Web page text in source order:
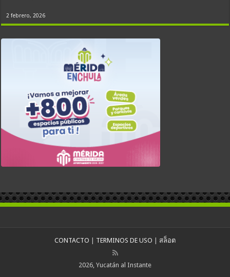
2 febrero, 2026
CONTACTO TERMINOS DE USO สล็อต
2026, Yucatán al Instante